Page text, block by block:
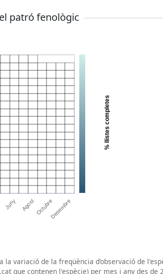
patró fenològic
la variació de la freqüència d’observació de
que contenen l'espècie) per mes i any des de